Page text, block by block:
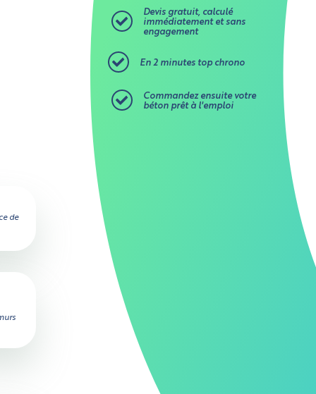
de
Devis gratuit, calculé
immédiatement et sans
engagement
En 2 minutes top chrono
Commandez ensuite votre
béton prêt à l'emploi